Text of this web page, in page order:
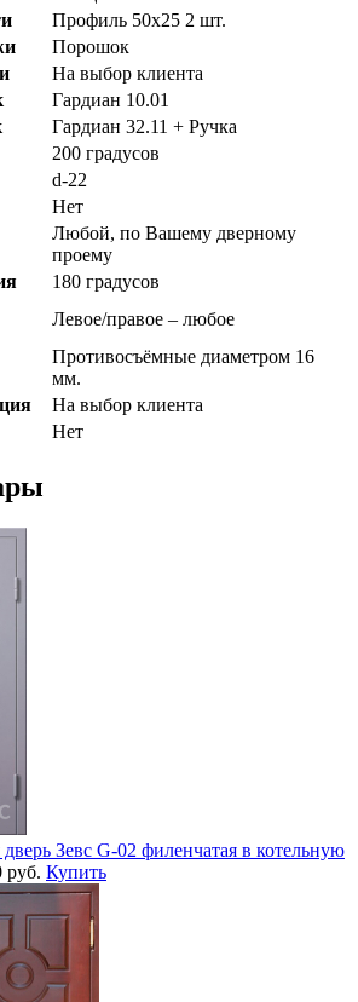
Профиль 50х25 2 шт.
Порошок
На выбор клиента
Гардиан 10.01
Гардиан 32.11 + Ручка
200 градусов
d-22
Нет
Любой, по Вашему дверному
проему
180 градусов
Левое/правое – любое
Противосъёмные диаметром 16
мм.
На выбор клиента
Нет
Зевс G-02 филенчатая в котельную
руб. Купить